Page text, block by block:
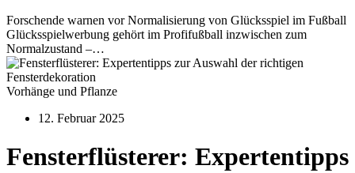
Forschende warnen vor Normalisierung von Glücksspiel im Fußball
Glücksspielwerbung gehört im Profifußball inzwischen zum
Normalzustand –…
Vorhänge und Pflanze
12. Februar 2025
Fensterflüsterer: Expertentipps